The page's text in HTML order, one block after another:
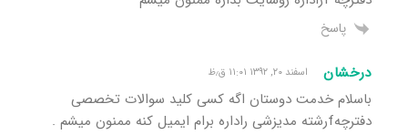
پاسخ
درخشان اسفند ۲۰, ۱۳۹۲ ۱۱:۰۱ ق٫ظ
باسلام خدمت دوستان اگه کسی کلید سوالات تخصصی
دفترچهfرشته مدیزشی راداره برام ایمیل کنه ممنون میشم .